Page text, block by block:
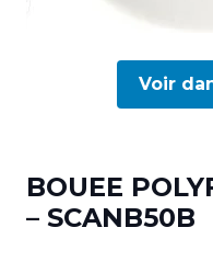
Voir
BOUEE
– SCANB50B